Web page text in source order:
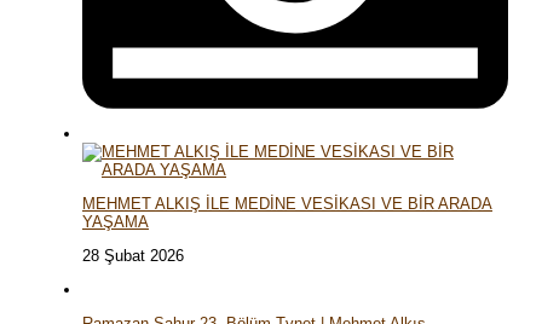
MEHMET ALKIŞ İLE MEDİNE VESİKASI VE BİR ARADA
YAŞAMA
28 Şubat 2026